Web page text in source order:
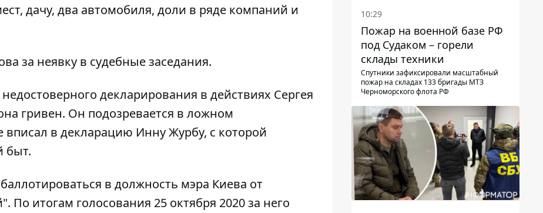
дачу, два автомобиля, доли в ряде компаний и
за неявку в судебные заседания.
декларирования в действиях Сергея
гривен. Он подозревается в ложном
вписал в декларацию Инну Журбу, с которой
быт.
в должность мэра Киева от
итогам голосования 25 октября 2020 за него
10:29
Пожар на военной базе РФ
под Судаком – горели
склады техники
Спутники зафиксировали масштабный
пожар на складах 133 бригады МТЗ
Черноморского флота РФ